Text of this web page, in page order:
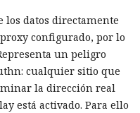
los datos directamente
configurado, por lo
un peligro
cualquier sitio que
la dirección real
está activado. Para ello